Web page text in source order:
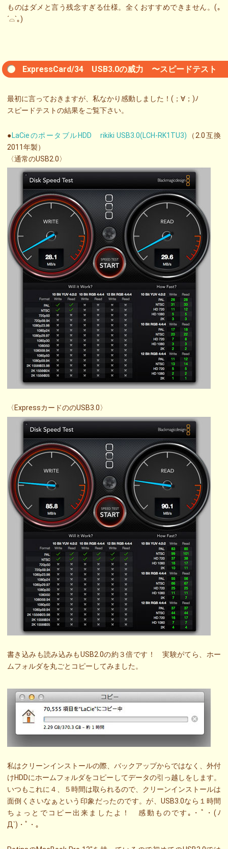
ものはダメと言う残念すぎる仕様。全くおすすめできません。(｡
´⌓`｡)
ExpressCard/34 USB3.0の威力 〜スピードテスト
最初に言っておきますが、私なかり感動しました！(；∀；)ﾉ
スピードテストの結果をご覧下さい。
●LaCieのポータブルHDD rikiki USB3.0(LCH-RK1TU3) （2.0互換
2011年製）
〈通常のUSB2.0〉
〈ExpressカードののUSB3.0〉
書き込みも読み込みもUSB2.0の約３倍です！ 実験がてら、ホー
ムフォルダを丸ごとコピーしてみました。
私はクリーンインストールの際、バックアップからではなく、外付
けHDDにホームフォルダをコピーしてデータの引っ越しをします。
いつもこれに４、５時間は取られるので、クリーンインストールは
面倒くさいなぁという印象だったのです。が、USB3.0なら１時間
ちょっとでコピー出来ましたよ！ 感動ものです｡・ﾟ・(ﾉ
Д`)・ﾟ・｡